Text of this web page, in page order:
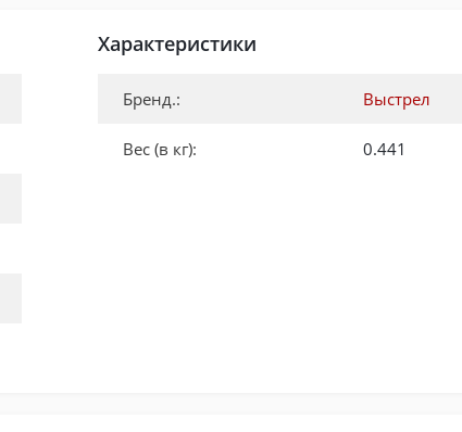
Характеристики
Бренд.: Выстрел
Вес (в кг): 0.441